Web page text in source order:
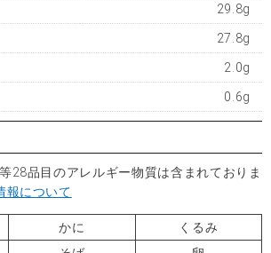
29.8g
27.8g
2.0g
0.6g
28品目のアレルギー物質は含まれておりま
報について
かに
くるみ